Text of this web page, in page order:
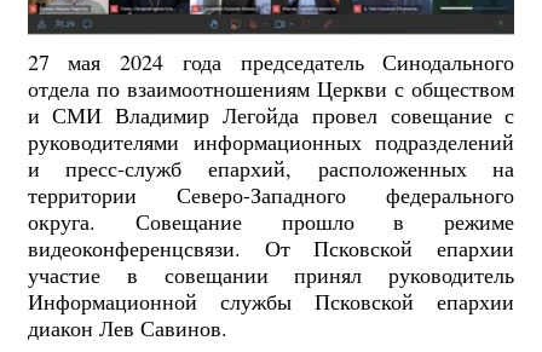
27 мая 2024 года председатель Синодального
отдела по взаимоотношениям Церкви с обществом
и СМИ Владимир Легойда провел совещание с
руководителями информационных подразделений
и пресс-служб епархий, расположенных на
территории Северо-Западного федерального
округа. Совещание прошло в режиме
видеоконференцсвязи. От Псковской епархии
участие в совещании принял руководитель
Информационной службы Псковской епархии
диакон Лев Савинов.